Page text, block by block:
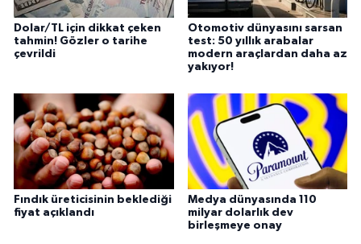
Dolar/TL için dikkat çeken
tahmin! Gözler o tarihe
çevrildi
Otomotiv dünyasını sarsan
test: 50 yıllık arabalar
modern araçlardan daha az
yakıyor!
Fındık üreticisinin beklediği
fiyat açıklandı
Medya dünyasında 110
milyar dolarlık dev
birleşmeye onay